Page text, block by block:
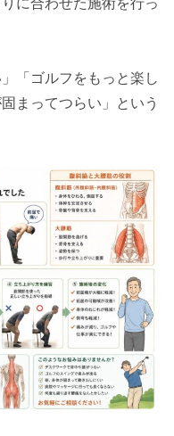
に合わせた施術を行っ
「ゴルフをもっと楽し
まってつらい」という